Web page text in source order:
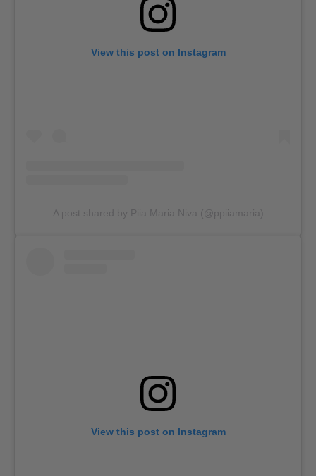
View this post on Instagram
A post shared by Piia Maria Niva (@ppiiamaria)
View this post on Instagram